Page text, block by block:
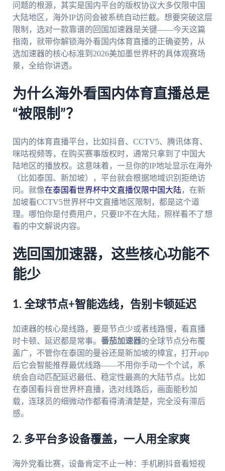
问题的根源，其实是国内平台的版权协议大多仅限中国
大陆地区，海外IP访问会被系统自动拦截。想要突破这层
限制，选对一款靠谱的回国加速器是关键——今天这篇
指南，就带你解锁海外看国内体育直播的正确姿势，从
选加速器的核心标准到2026美加墨世界杯的具体观赛场
景，全给你讲透。
为什么海外看国内体育直播总是
“被限制”？
国内的体育直播平台，比如抖音、CCTV5、腾讯体育、
咪咕视频等，在购买赛事版权时，通常只拿到了中国大
陆地区的播放权。这意味着，一旦你的IP地址显示在海外
（比如泰国、新加坡），平台就会根据地域识别拒绝访
问。就像在泰国看世界杯中文直播仅限中国大陆，在新
加坡看CCTV5世界杯中文直播地区限制，都是这个道
理。哪怕你是付费用户，只要IP不在大陆，照样看不了想
看的中文解说内容。
选回国加速器，这些核心功能不
能少
1. 全球节点+智能选线，告别卡顿延迟
加速器的核心是线路，要是节点少或者线路慢，看直播
时卡顿、延迟都是常事。 番茄加速器的全球节点分布覆
盖广，不管你在泰国的曼谷还是新加坡的樟宜，打开app
后它会智能推荐最优线路——不用你手动一个个试，系
统会自动匹配延迟最低、稳定性最高的大陆节点。比如
在泰国看抖音世界杯直播，选对线路后，画面能秒加
载，连球员的细微动作都看得清清楚楚，完全没有滞后
感。
2. 多平台多设备覆盖，一人用全家爽
海外党看比赛，设备肯定不止一种：手机刷抖音看短视